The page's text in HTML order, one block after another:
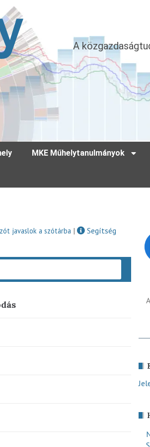
A
MKE Műhelytanulmányok
javaslok a szótárba |
Segítség
A